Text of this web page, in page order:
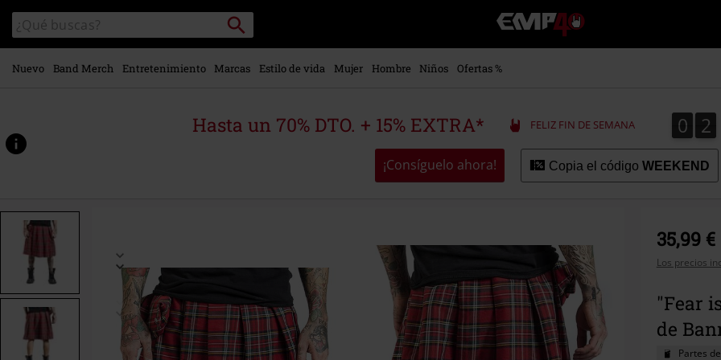
contenido
principal
Buscar
en
el
catálogo
Buscar
EMP
-
Música,
Merch
Ropa
Alternativa
Nuevo Band Merch Entretenimiento Marcas Estilo de vida Mujer Hombre Niños Ofertas %
Hasta un 70% DTO. + 15% EXTRA* FELIZ FIN DE SEMANA 0
0 2
2
¡Consíguelo ahora! Copia el código WEEKEND
www.emp-
p/fear-
443568.html
35,99 €
Los precios
"Fear
de
Partes